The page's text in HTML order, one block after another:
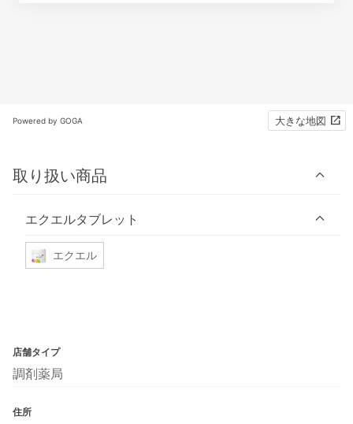
Powered by GOGA 大きな地図
取り扱い商品
エクエルタブレット
エクエル
店舗タイプ
調剤薬局
住所